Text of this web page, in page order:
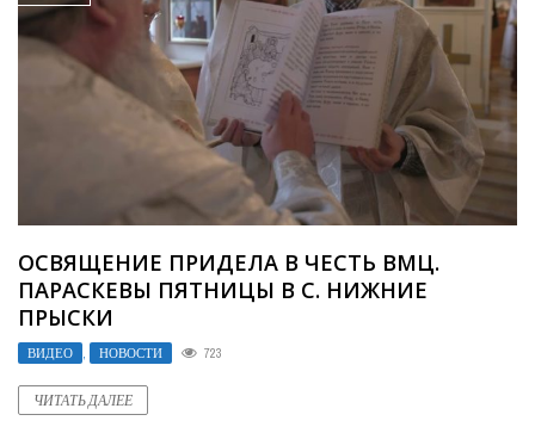
ОСВЯЩЕНИЕ ПРИДЕЛА В ЧЕСТЬ ВМЦ.
ПАРАСКЕВЫ ПЯТНИЦЫ В С. НИЖНИЕ
ПРЫСКИ
ВИДЕО , НОВОСТИ 723
ЧИТАТЬ ДАЛЕЕ